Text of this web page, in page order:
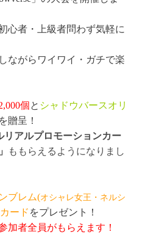
心者・上級者問わず気軽に
ながらワイワイ・ガチで楽
個と シャドウバースオリ
を贈呈！
リアルプロモーションカー
ももらえるようになりまし
ブレム(オシャレ女王・ネルシ
ード をプレゼント！
加者全員がもらえます！